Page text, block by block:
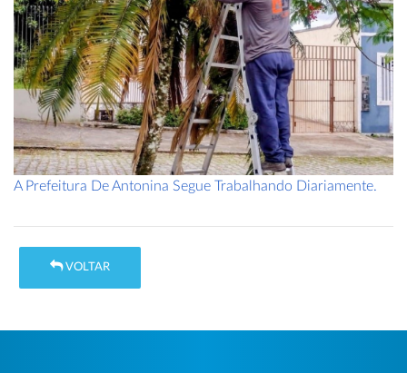
A Prefeitura De Antonina Segue Trabalhando Diariamente.
VOLTAR